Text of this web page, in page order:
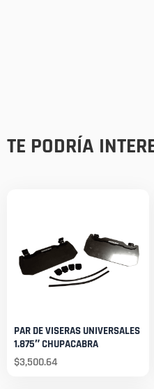
TE PODRÍA
PAR DE VISERAS UNIVERSALES
1.875″ CHUPACABRA
$3,500.64